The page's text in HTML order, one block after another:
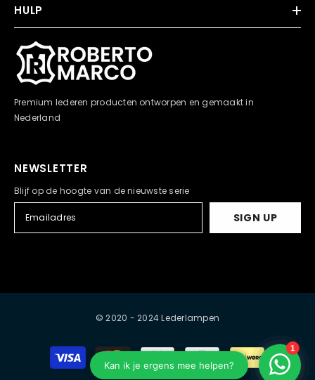
HULP
Premium lederen producten ontworpen en gemaakt in
Nederland
NEWSLETTER
Blijf op de hoogte van de nieuwste serie
SIGN UP
© 2020 - 2024 Lederlampen
Payment
methods